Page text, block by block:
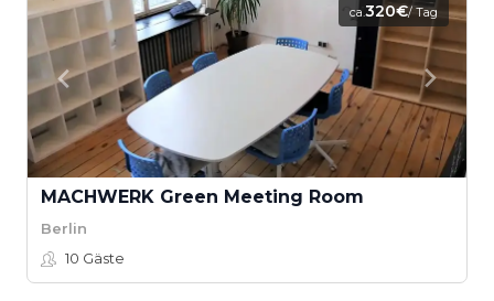
ca.320€/ Tag
MACHWERK Green Meeting Room
Berlin
10 Gäste